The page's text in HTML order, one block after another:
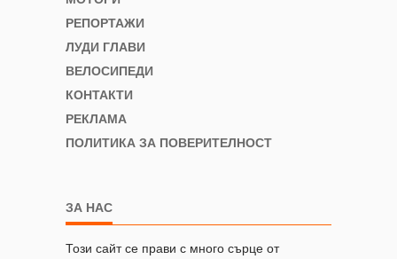
РЕПОРТАЖИ
ЛУДИ ГЛАВИ
ВЕЛОСИПЕДИ
КОНТАКТИ
РЕКЛАМА
ПОЛИТИКА ЗА ПОВЕРИТЕЛНОСТ
ЗА НАС
Този сайт се прави с много сърце от